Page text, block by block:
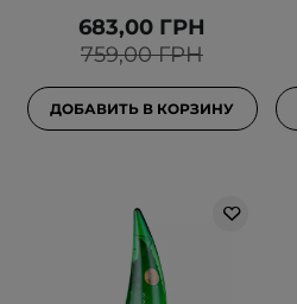
759,00 ГРН
683,00 ГРН
ДОБАВИТЬ В КОРЗИНУ